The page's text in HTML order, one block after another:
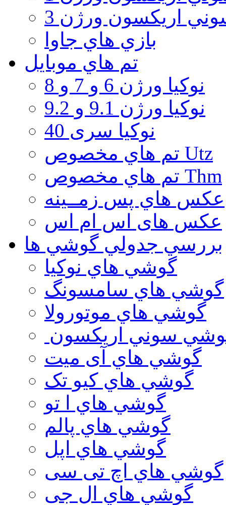
اريكسون ورژن 3
بازي هاي جاوا
تم هاي موبايل
نوكيا ورژن 6 و 7 و 8
نوكيا ورژن 9.1 و 9.2
نوکیا سری 40
تم هاي مخصوص Utz
تم هاي مخصوص Thm
عكس هاي پس زمــينه
عكس های اس ام اس
بررسي جدولي گوشي ها
گوشي هاي نوكيا
گوشي هاي سامسونگ
گوشي هاي موتورولا
سوني اريكسون
گوشي هاي آی میت
گوشي هاي کیو تک
گوشي هاي ا تو
گوشي هاي پالم
گوشي هاي اپل
گوشي هاي اچ تی سی
گوشي هاي ال جی